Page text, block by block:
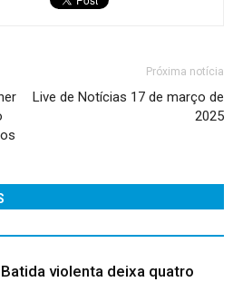
Próxima notícia
Live de Notícias 17 de março de
2025
violenta deixa quatro